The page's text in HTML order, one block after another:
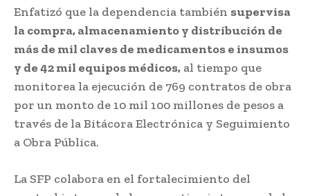
Enfatizó que la dependencia también supervisa
la compra, almacenamiento y distribución de
más de mil claves de medicamentos e insumos
y de 42 mil equipos médicos, al tiempo que
monitorea la ejecución de 769 contratos de obra
por un monto de 10 mil 100 millones de pesos a
través de la Bitácora Electrónica y Seguimiento
a Obra Pública.
La SFP colabora en el fortalecimiento del